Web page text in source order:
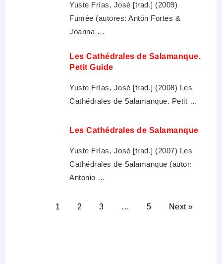
Yuste Frías, José [trad.] (2009)
Fumée (autores: Antón Fortes &
Joanna …
Les Cathédrales de Salamanque.
Petit Guide
Yuste Frías, José [trad.] (2008) Les
Cathédrales de Salamanque. Petit …
Les Cathédrales de Salamanque
Yuste Frías, José [trad.] (2007) Les
Cathédrales de Salamanque (autor:
Antonio …
1 2 3 … 5 Next »